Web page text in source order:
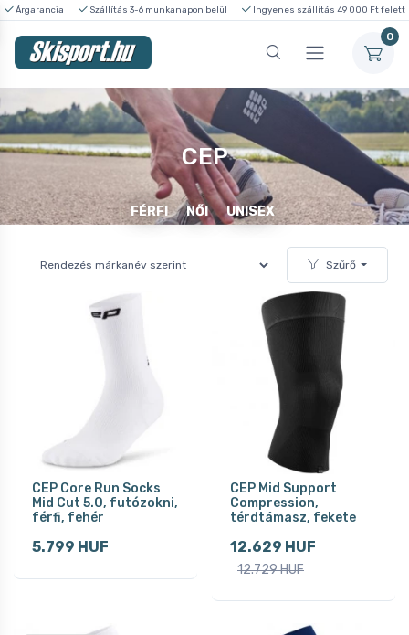
Árgarancia Szállítás 3-6 munkanapon belül Ingyenes szállítás 49 000 Ft felett
0
CEP
FÉRFI NŐI UNISEX
Szűrő
CEP Core Run Socks
Mid Cut 5.0, futózokni,
férfi, fehér
5.799 HUF
CEP Mid Support
Compression,
térdtámasz, fekete
12.629 HUF
12.729 HUF